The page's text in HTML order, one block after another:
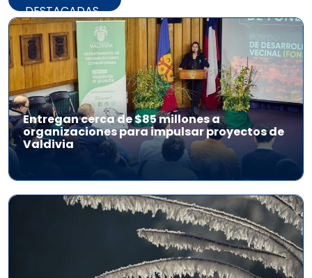
DESTACADAS
Entregan cerca de $85 millones a
organizaciones para impulsar proyectos de
Valdivia